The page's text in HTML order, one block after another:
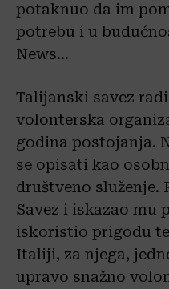
potaknuo da im
potrebu i u
News…
Talijanski savez
volonterska
godina postojanja.
se opisati kao
društveno služenje.
Savez i iskazao mu
iskoristio prigodu
Italiji, za njega,
upravo snažno